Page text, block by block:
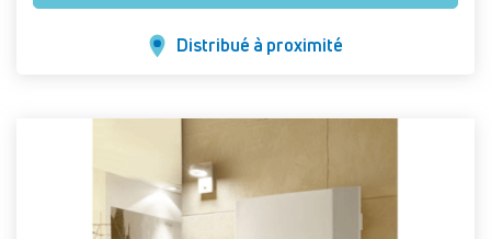
Distribué à proximité